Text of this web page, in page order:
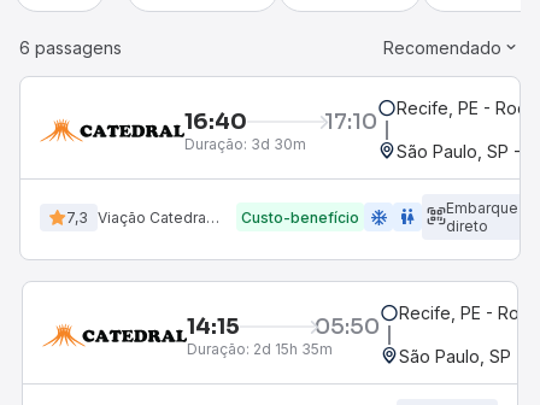
6 passagens Recomendado
16:40 17:10
Duração: 3d 30m
Recife, PE -
São Paulo, SP -
7,3 Viação Catedral Turismo Custo-benefício ac_unit wc
Embarque
direto
14:15 05:50
Duração: 2d 15h 35m
Recife, PE -
São Paulo, SP -